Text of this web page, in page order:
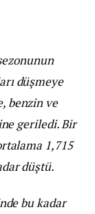
düşmeye
benzin ve
geriledi. Bir
1,715
düştü.
bu kadar